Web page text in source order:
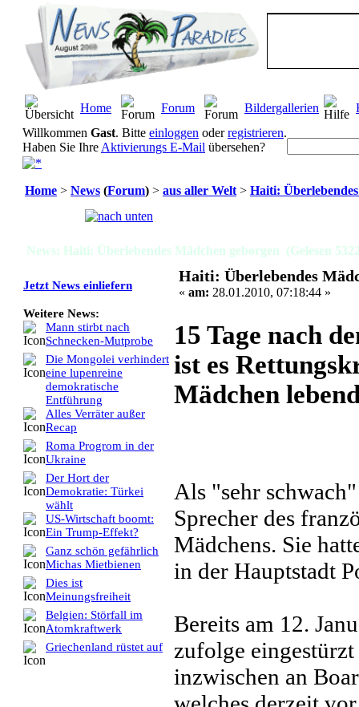
Home Forum Bildergallerien
Willkommen Gast. Bitte einloggen oderregistrieren.
Haben Sie Ihre Aktivierungs E-Mail übersehen?
Home > News (Forum) > aus aller Welt > Haiti:
News: Haiti: Überlebendes Mädchen geborgen (Gelesen
Jetzt News einliefern
Weitere News:
Mann stirbt nach
Schnecken-Mutprobe
Die Mongolei verhindert
eine lupenreine
demokratische
Entführung
Alles Verräter außer
Recap
Roma Progrom in der
Ukraine
Der Hort der
Demokratie: Türkei
wählt
US-Wirtschaft boomt:
Ein Trump-Effekt?
Ganz schön gefährlich
Michas Mietbienen
Dies ist
Meinungsfreiheit
Belgien: Störfall im
Atomkraftwerk
Griechenland rüstet auf
Haiti: Überlebendes
« am: 28.01.2010, 07:18:44 »
15 Tage nach
ist es
Mädchen
Als "sehr
Sprecher des
Mädchens. Sie
in der Hauptstadt
Bereits am 12.
zufolge
inzwischen an